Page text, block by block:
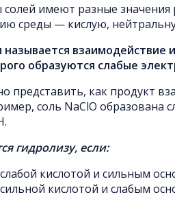
имеют разные значения
среды — кислую,
взаимодействие
образуются слабые
представить, как продукт
соль NaClO образована
гидролизу, если:
кислотой и сильным
кислотой и слабым